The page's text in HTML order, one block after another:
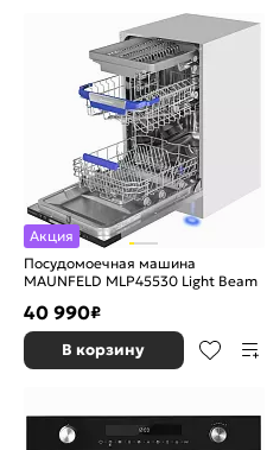
Акция
Посудомоечная машина
MAUNFELD MLP45530 Light Beam
40 990₽
В корзину